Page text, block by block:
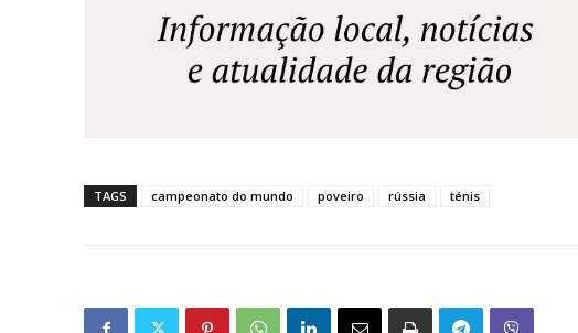
TAGS campeonato do mundo poveiro rússia ténis